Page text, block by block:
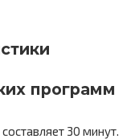
программ
30 минут.